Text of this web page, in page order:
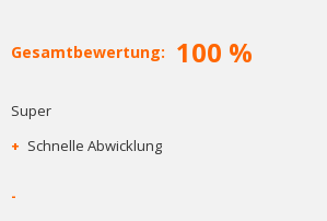
Gesamtbewertung: 100 %
Super
+ Schnelle Abwicklung
-